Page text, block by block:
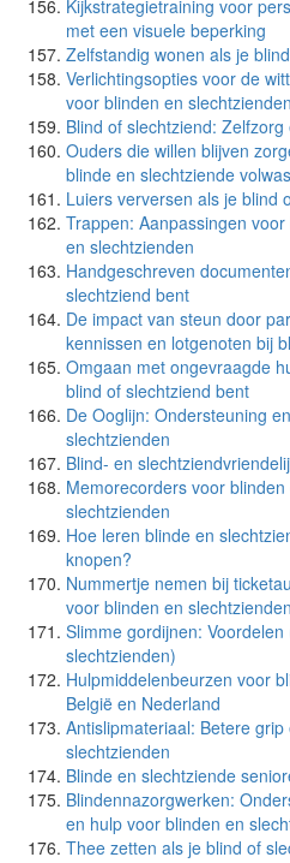
Kijkstrategietraining voor
met een visuele beperking
Zelfstandig wonen als je
Verlichtingsopties voor de
voor blinden en slechtzienden
Blind of slechtziend:
Ouders die willen blijven
blinde en slechtziende
Luiers verversen als je blind
Trappen: Aanpassingen voor
en slechtzienden
Handgeschreven
slechtziend bent
De impact van steun door
kennissen en lotgenoten bij
Omgaan met ongevraagde
blind of slechtziend bent
De Ooglijn: Ondersteuning
slechtzienden
Blind- en
Memorecorders voor blinden
slechtzienden
Hoe leren blinde en
knopen?
Nummertje nemen bij
voor blinden en slechtzienden
Slimme gordijnen:
slechtzienden)
Hulpmiddelenbeurzen voor
België en Nederland
Antislipmateriaal: Betere
slechtzienden
Blinde en slechtziende
Blindennazorgwerken:
en hulp voor blinden en
Thee zetten als je blind of